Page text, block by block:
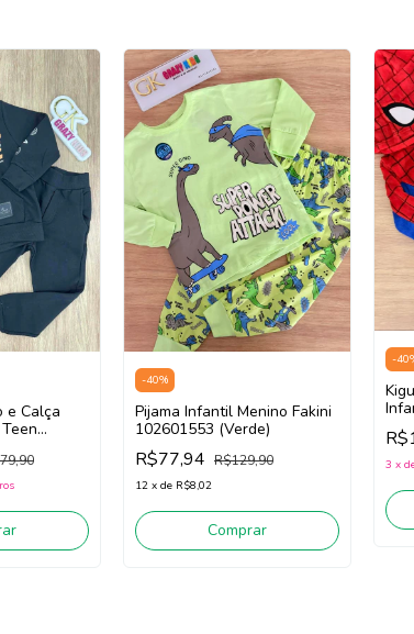
e Calça
-40%
Pijama Infantil Menino Fakini
102601553 (Verde)
R$77,94 R$129,90
12 x de R$8,02
Comprar
-40
3 x